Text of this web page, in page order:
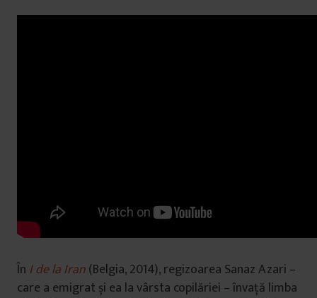
În I de la Iran(Belgia, 2014), regizoarea Sanaz Azari –
care a emigrat și ea la vârsta copilăriei – învață limba